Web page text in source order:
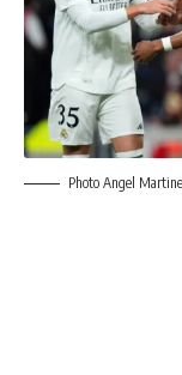
Photo Angel